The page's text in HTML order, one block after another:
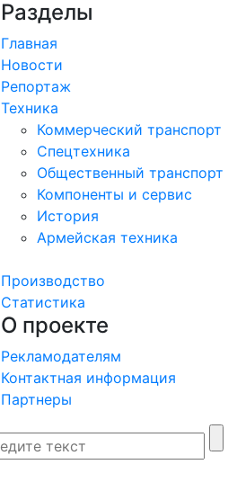
Разделы
Главная
Новости
Репортаж
Техника
Коммерческий транспорт
Спецтехника
Общественный транспорт
Компоненты и сервис
История
Армейская техника
Производство
Статистика
О проекте
Рекламодателям
Контактная информация
Партнеры